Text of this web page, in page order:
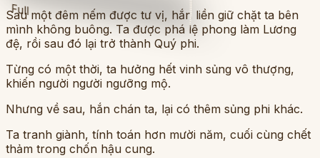
Full
Sau một đêm nếm được tư vị, hắn liền giữ chặt ta bên
mình không buông. Ta được phá lệ phong làm Lương
đệ, rồi sau đó lại trở thành Quý phi.
Từng có một thời, ta hưởng hết vinh sủng vô thượng,
khiến người người ngưỡng mộ.
Nhưng về sau, hắn chán ta, lại có thêm sủng phi khác.
Ta tranh giành, tính toán hơn mười năm, cuối cùng chết
thảm trong chốn hậu cung.